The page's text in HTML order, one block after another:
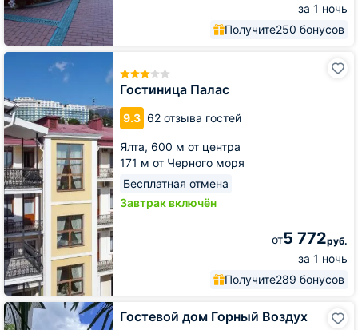
за 1 ночь
Получите250 бонусов
Гостиница Палас
9.3 62 отзыва гостей
Ялта, 600 м от центра
171 м от Черного моря
Бесплатная отмена
Завтрак включён
от5 772руб.
за 1 ночь
Получите289 бонусов
Гостиница
Гостевой дом Горный Воздух
Гостевой
дом